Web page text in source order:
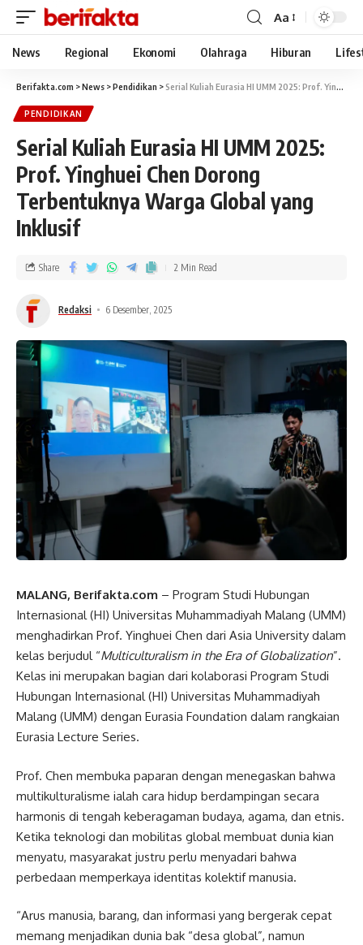
Aa
News Regional Ekonomi Olahraga Hiburan
Berifakta.com >News >Pendidikan >Serial Kuliah Eurasia HI UMM 2025: Prof. Yinghuei Chen Dorong Terbentuknya Warga Global yang Inklusif
PENDIDIKAN
Serial Kuliah Eurasia HI UMM 2025:
Prof. Yinghuei Chen Dorong
Terbentuknya Warga Global yang
Inklusif
Redaksi 6 Desember, 2025
Share 2 Min Read
MALANG, Berifakta.com – Program Studi Hubungan
Internasional (HI) Universitas Muhammadiyah Malang (UMM)
menghadirkan Prof. Yinghuei Chen dari Asia University dalam
kelas berjudul “Multiculturalism in the Era of Globalization”.
Kelas ini merupakan bagian dari kolaborasi Program Studi
Hubungan Internasional (HI) Universitas Muhammadiyah
Malang (UMM) dengan Eurasia Foundation dalam rangkaian
Eurasia Lecture Series.
Prof. Chen membuka paparan dengan menegaskan bahwa
multikulturalisme ialah cara hidup berdampingan secara
harmonis di tengah keberagaman budaya, agama, dan etnis.
Ketika teknologi dan mobilitas global membuat dunia kian
menyatu, masyarakat justru perlu menyadari bahwa
perbedaan memperkaya identitas kolektif manusia.
“Arus manusia, barang, dan informasi yang bergerak cepat
memang menjadikan dunia bak “desa global”, namun